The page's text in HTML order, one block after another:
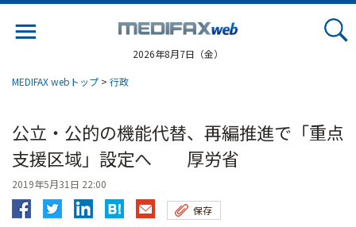
2026年8月7日（金）
MEDIFAX webトップ > 行政
公立・公的の機能代替、再編推進で「重点
支援区域」設定へ 厚労省
2019年5月31日 22:00
保存